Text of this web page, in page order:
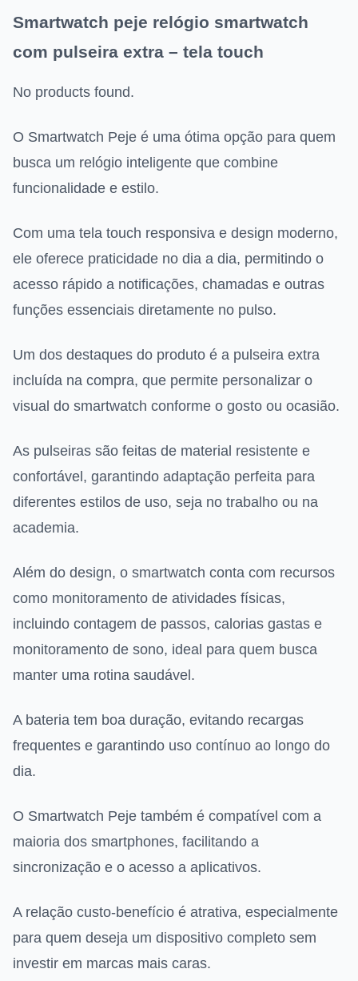
Smartwatch peje relógio smartwatch
com pulseira extra – tela touch
No products found.
O Smartwatch Peje é uma ótima opção para quem
busca um relógio inteligente que combine
funcionalidade e estilo.
Com uma tela touch responsiva e design moderno,
ele oferece praticidade no dia a dia, permitindo o
acesso rápido a notificações, chamadas e outras
funções essenciais diretamente no pulso.
Um dos destaques do produto é a pulseira extra
incluída na compra, que permite personalizar o
visual do smartwatch conforme o gosto ou ocasião.
As pulseiras são feitas de material resistente e
confortável, garantindo adaptação perfeita para
diferentes estilos de uso, seja no trabalho ou na
academia.
Além do design, o smartwatch conta com recursos
como monitoramento de atividades físicas,
incluindo contagem de passos, calorias gastas e
monitoramento de sono, ideal para quem busca
manter uma rotina saudável.
A bateria tem boa duração, evitando recargas
frequentes e garantindo uso contínuo ao longo do
dia.
O Smartwatch Peje também é compatível com a
maioria dos smartphones, facilitando a
sincronização e o acesso a aplicativos.
A relação custo-benefício é atrativa, especialmente
para quem deseja um dispositivo completo sem
investir em marcas mais caras.